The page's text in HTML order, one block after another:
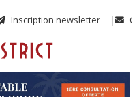
Inscription newsletter